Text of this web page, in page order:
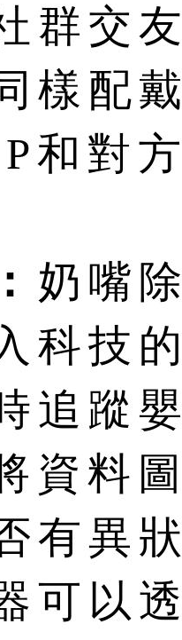
群交
樣配
和對
奶嘴
科技
追蹤
資料
有異
可以